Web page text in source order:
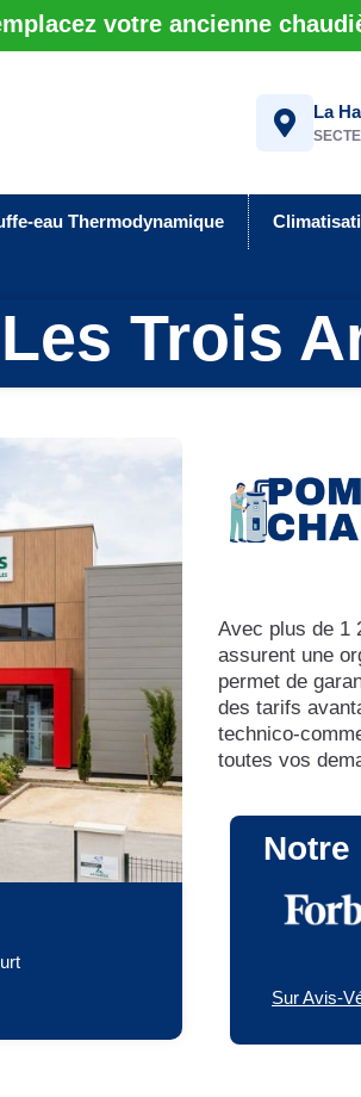
votre ancienne
La
eau Thermodynamique
Trois
Avec plus de 1
assurent une
permet de
des tarifs
technico-
toutes vos
Sur Avis-